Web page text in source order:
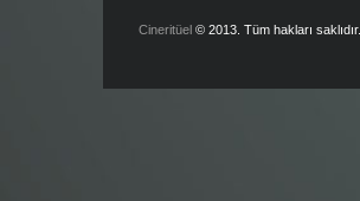
Cineritüel © 2013. Tüm hakları saklıdır.